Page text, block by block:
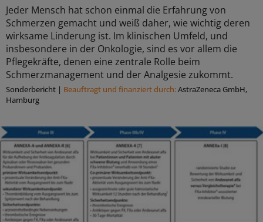
Jeder Mensch hat schon einmal die Erfahrung von
Schmerzen gemacht und weiß daher, wie wichtig deren
wirksame Linderung ist. Im klinischen Umfeld, und
insbesondere in der Onkologie, sind es vor allem die
Pflegekräfte, denen eine zentrale Rolle beim
Schmerzmanagement und der Analgesie zukommt.
Sonderbericht | Beauftragt und ﬁnanziert durch:AstraZeneca GmbH,
Hamburg